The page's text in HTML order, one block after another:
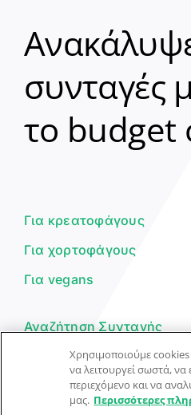
συνταγές
το budget
Για κρεατοφάγους
Για χορτοφάγους
Για vegans
Αναζήτηση Συνταγής
Υποβολή Συνταγής
Φόρμα Επικοινωνίας
Χρησιμοποιούμε
να λειτουργεί σωστά, να
περιεχόμενο και να
μας. Περισσότερες